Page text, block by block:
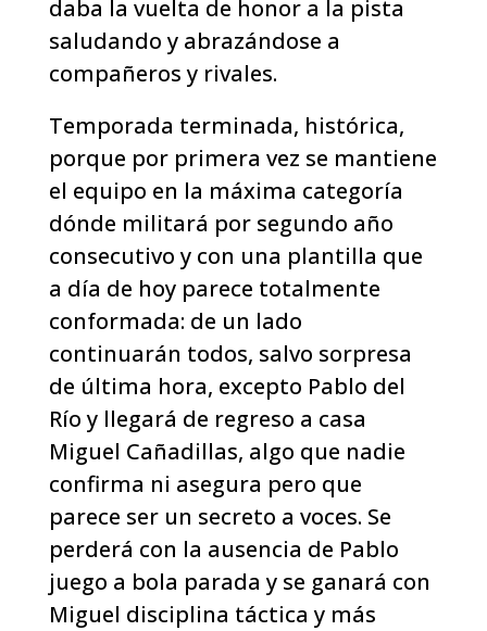
daba la vuelta de honor a la pista
saludando y abrazándose a
compañeros y rivales.
Temporada terminada, histórica,
porque por primera vez se mantiene
el equipo en la máxima categoría
dónde militará por segundo año
consecutivo y con una plantilla que
a día de hoy parece totalmente
conformada: de un lado
continuarán todos, salvo sorpresa
de última hora, excepto Pablo del
Río y llegará de regreso a casa
Miguel Cañadillas, algo que nadie
confirma ni asegura pero que
parece ser un secreto a voces. Se
perderá con la ausencia de Pablo
juego a bola parada y se ganará con
Miguel disciplina táctica y más